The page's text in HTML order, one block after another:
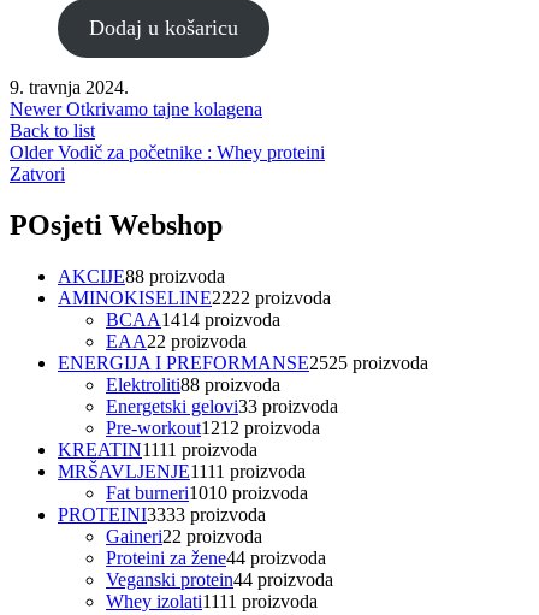
Dodaj u košaricu
9. travnja 2024.
Newer Otkrivamo tajne kolagena
Back to list
Older Vodič za početnike : Whey proteini
Zatvori
POsjeti Webshop
AKCIJE88 proizvoda
AMINOKISELINE2222 proizvoda
BCAA1414 proizvoda
EAA22 proizvoda
ENERGIJA I PREFORMANSE2525 proizvoda
Elektroliti88 proizvoda
Energetski gelovi33 proizvoda
Pre-workout1212 proizvoda
KREATIN1111 proizvoda
MRŠAVLJENJE1111 proizvoda
Fat burneri1010 proizvoda
PROTEINI3333 proizvoda
Gaineri22 proizvoda
Proteini za žene44 proizvoda
Veganski protein44 proizvoda
Whey izolati1111 proizvoda